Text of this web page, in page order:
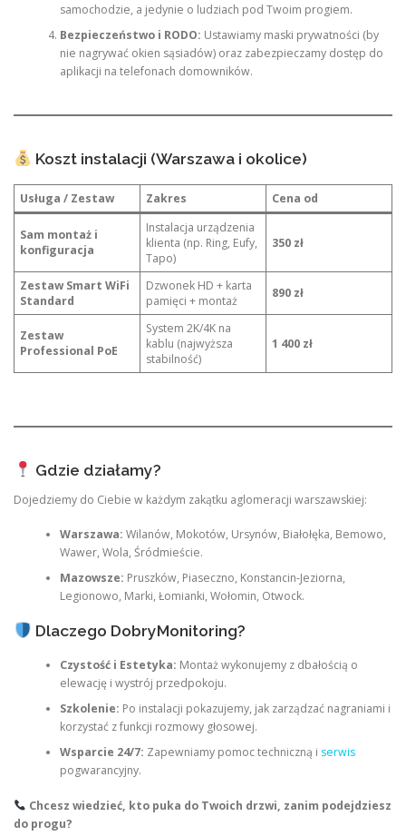
samochodzie, a jedynie o ludziach pod Twoim progiem.
Bezpieczeństwo i RODO: Ustawiamy maski prywatności (by
nie nagrywać okien sąsiadów) oraz zabezpieczamy dostęp do
aplikacji na telefonach domowników.
Koszt instalacji (Warszawa i okolice)
Usługa / Zestaw Zakres Cena od
Sam montaż i
konfiguracja
Instalacja urządzenia
klienta (np. Ring, Eufy,
Tapo)
350 zł
Zestaw Smart WiFi
Standard
Dzwonek HD + karta
pamięci + montaż
890 zł
Zestaw
Professional PoE
System 2K/4K na
kablu (najwyższa
stabilność)
1 400 zł
Gdzie działamy?
Dojedziemy do Ciebie w każdym zakątku aglomeracji warszawskiej:
Warszawa: Wilanów, Mokotów, Ursynów, Białołęka, Bemowo,
Wawer, Wola, Śródmieście.
Mazowsze: Pruszków, Piaseczno, Konstancin-Jeziorna,
Legionowo, Marki, Łomianki, Wołomin, Otwock.
Dlaczego DobryMonitoring?
Czystość i Estetyka: Montaż wykonujemy z dbałością o
elewację i wystrój przedpokoju.
Szkolenie: Po instalacji pokazujemy, jak zarządzać nagraniami i
korzystać z funkcji rozmowy głosowej.
Wsparcie 24/7: Zapewniamy pomoc techniczną i serwis
pogwarancyjny.
Chcesz wiedzieć, kto puka do Twoich drzwi, zanim podejdziesz
do progu?